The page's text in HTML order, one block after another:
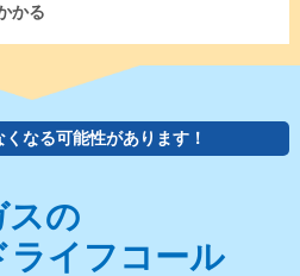
かる
なる可能性があります！
スの
ライフコール